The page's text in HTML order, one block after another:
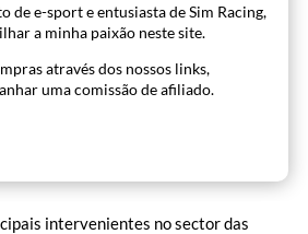
de e-sport e entusiasta de Sim Racing,
a minha paixão neste site.
através dos nossos links,
uma comissão de afiliado.
intervenientes no sector das